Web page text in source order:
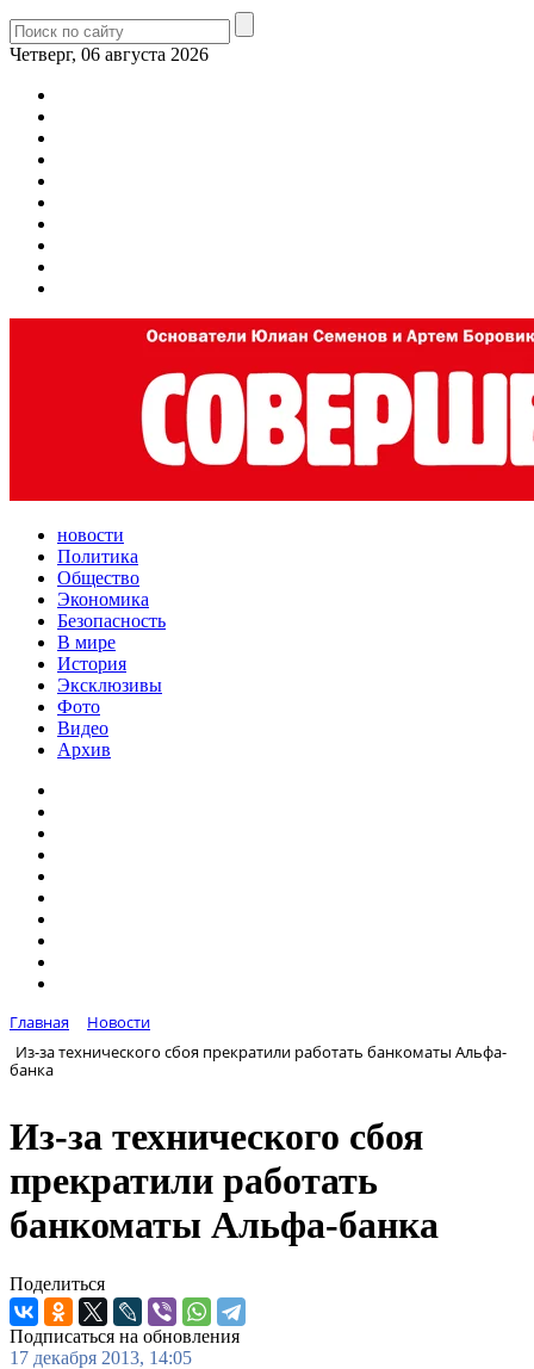
Четверг, 06 августа 2026
новости
Политика
Общество
Экономика
Безопасность
В мире
История
Эксклюзивы
Фото
Видео
Архив
Главная
Новости
Из-за технического сбоя прекратили работать банкоматы Альфа-
банка
Из-за технического сбоя
прекратили работать
банкоматы Альфа-банка
Поделиться
Подписаться на обновления
17 декабря 2013, 14:05